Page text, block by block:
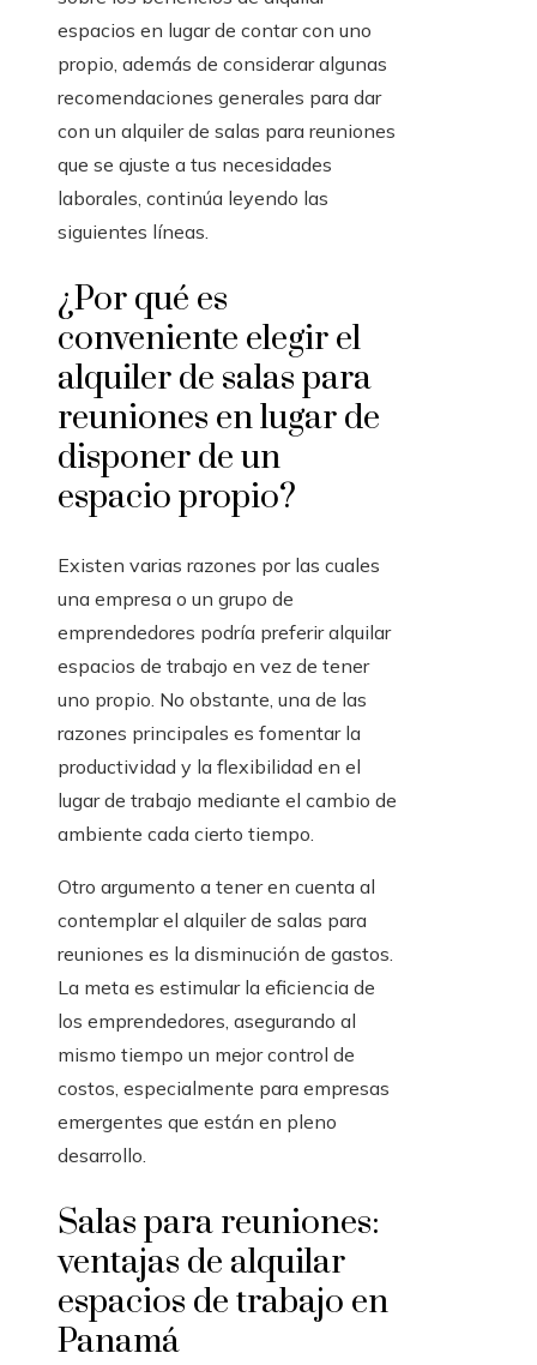
espacios en lugar de contar con uno
propio, además de considerar algunas
recomendaciones generales para dar
con un alquiler de salas para reuniones
que se ajuste a tus necesidades
laborales, continúa leyendo las
siguientes líneas.
¿Por qué es
conveniente elegir el
alquiler de salas para
reuniones en lugar de
disponer de un
espacio propio?
Existen varias razones por las cuales
una empresa o un grupo de
emprendedores podría preferir alquilar
espacios de trabajo en vez de tener
uno propio. No obstante, una de las
razones principales es fomentar la
productividad y la flexibilidad en el
lugar de trabajo mediante el cambio de
ambiente cada cierto tiempo.
Otro argumento a tener en cuenta al
contemplar el alquiler de salas para
reuniones es la disminución de gastos.
La meta es estimular la eficiencia de
los emprendedores, asegurando al
mismo tiempo un mejor control de
costos, especialmente para empresas
emergentes que están en pleno
desarrollo.
Salas para reuniones:
ventajas de alquilar
espacios de trabajo en
Panamá